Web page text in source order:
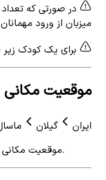
در صورتی که
میزبان از ورود
برای یک کودک زیر ۵ سال هزینه دریافت نمی‌شود.
موقعیت مکانی
ایران گیلان
موقعیت مکانی دقیق پس از رزرو نمایش داده می‌شود.